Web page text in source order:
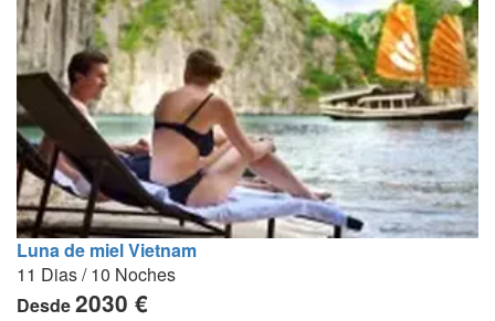
Luna de miel Vietnam
11 Dias / 10 Noches
Desde2030 €